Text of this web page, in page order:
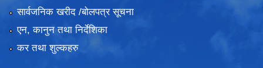
सार्वजनिक खरीद /बोलपत्र सूचना
एन, कानुन तथा निर्देशिका
कर तथा शुल्कहरु